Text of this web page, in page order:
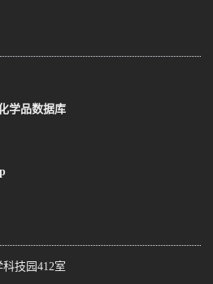
学品数据库
科技园412室